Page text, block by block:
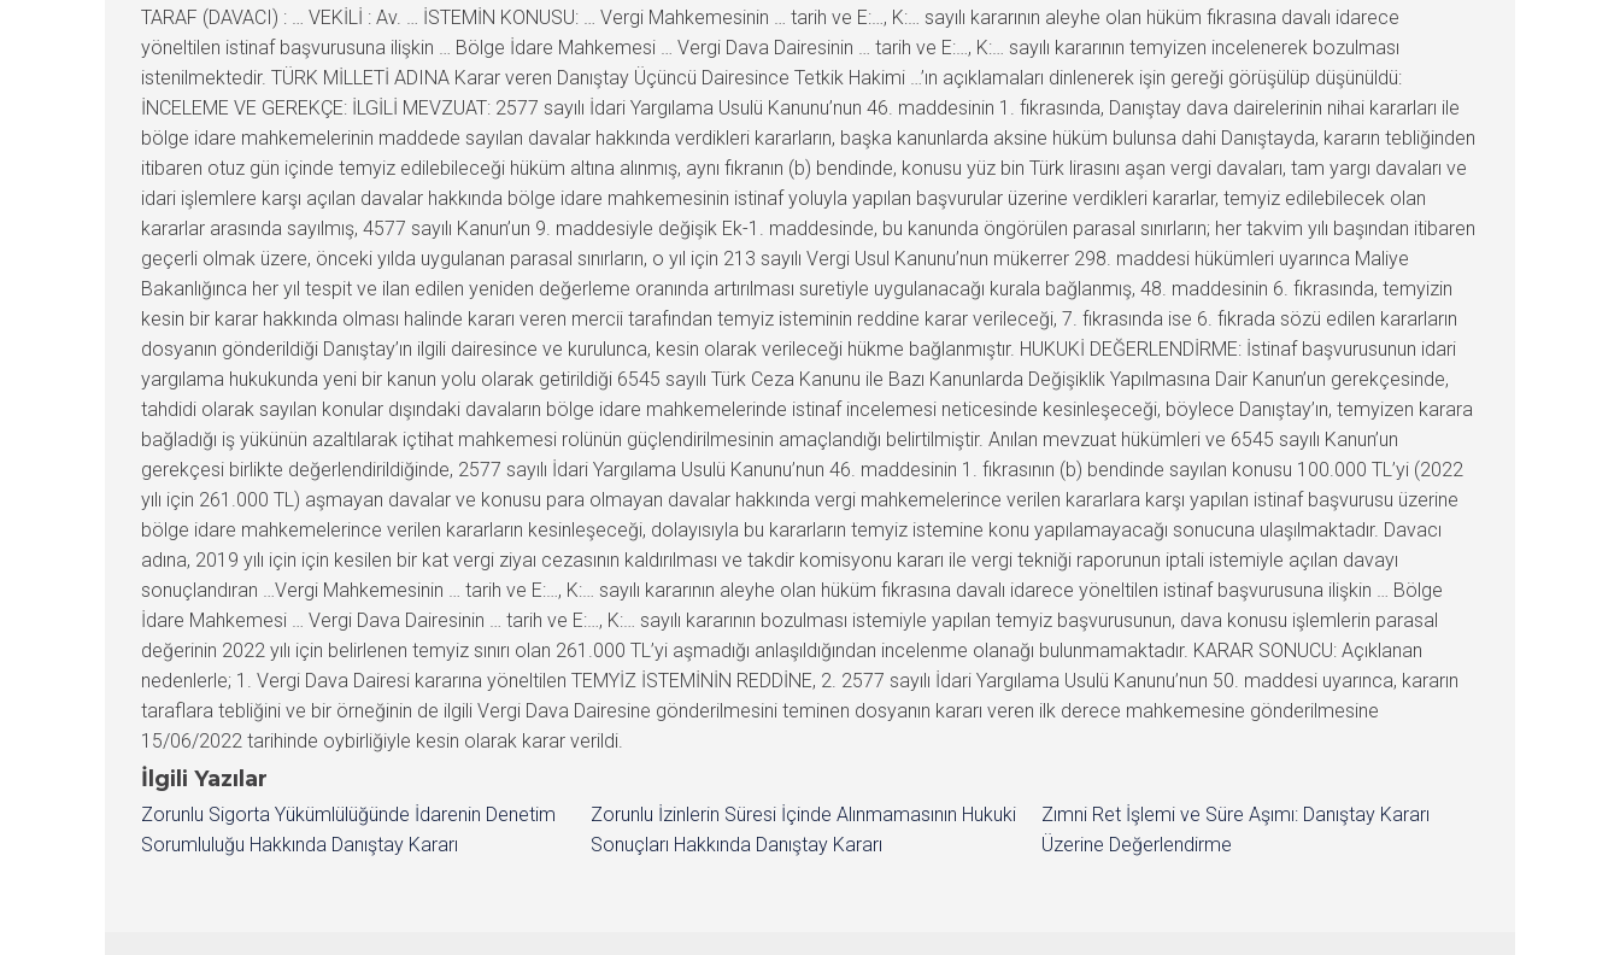
TARAF (DAVACI) : … VEKİLİ : Av. … İSTEMİN KONUSU: … Vergi Mahkemesinin … tarih ve E:…, K:… sayılı kararının aleyhe olan hüküm fıkrasına davalı idarece
yöneltilen istinaf başvurusuna ilişkin … Bölge İdare Mahkemesi … Vergi Dava Dairesinin … tarih ve E:…, K:… sayılı kararının temyizen incelenerek bozulması
istenilmektedir. TÜRK MİLLETİ ADINA Karar veren Danıştay Üçüncü Dairesince Tetkik Hakimi …’ın açıklamaları dinlenerek işin gereği görüşülüp düşünüldü:
İNCELEME VE GEREKÇE: İLGİLİ MEVZUAT: 2577 sayılı İdari Yargılama Usulü Kanunu’nun 46. maddesinin 1. fıkrasında, Danıştay dava dairelerinin nihai kararları ile
bölge idare mahkemelerinin maddede sayılan davalar hakkında verdikleri kararların, başka kanunlarda aksine hüküm bulunsa dahi Danıştayda, kararın tebliğinden
itibaren otuz gün içinde temyiz edilebileceği hüküm altına alınmış, aynı fıkranın (b) bendinde, konusu yüz bin Türk lirasını aşan vergi davaları, tam yargı davaları ve
idari işlemlere karşı açılan davalar hakkında bölge idare mahkemesinin istinaf yoluyla yapılan başvurular üzerine verdikleri kararlar, temyiz edilebilecek olan
kararlar arasında sayılmış, 4577 sayılı Kanun’un 9. maddesiyle değişik Ek-1. maddesinde, bu kanunda öngörülen parasal sınırların; her takvim yılı başından itibaren
geçerli olmak üzere, önceki yılda uygulanan parasal sınırların, o yıl için 213 sayılı Vergi Usul Kanunu’nun mükerrer 298. maddesi hükümleri uyarınca Maliye
Bakanlığınca her yıl tespit ve ilan edilen yeniden değerleme oranında artırılması suretiyle uygulanacağı kurala bağlanmış, 48. maddesinin 6. fıkrasında, temyizin
kesin bir karar hakkında olması halinde kararı veren mercii tarafından temyiz isteminin reddine karar verileceği, 7. fıkrasında ise 6. fıkrada sözü edilen kararların
dosyanın gönderildiği Danıştay’ın ilgili dairesince ve kurulunca, kesin olarak verileceği hükme bağlanmıştır. HUKUKİ DEĞERLENDİRME: İstinaf başvurusunun idari
yargılama hukukunda yeni bir kanun yolu olarak getirildiği 6545 sayılı Türk Ceza Kanunu ile Bazı Kanunlarda Değişiklik Yapılmasına Dair Kanun’un gerekçesinde,
tahdidi olarak sayılan konular dışındaki davaların bölge idare mahkemelerinde istinaf incelemesi neticesinde kesinleşeceği, böylece Danıştay’ın, temyizen karara
bağladığı iş yükünün azaltılarak içtihat mahkemesi rolünün güçlendirilmesinin amaçlandığı belirtilmiştir. Anılan mevzuat hükümleri ve 6545 sayılı Kanun’un
gerekçesi birlikte değerlendirildiğinde, 2577 sayılı İdari Yargılama Usulü Kanunu’nun 46. maddesinin 1. fıkrasının (b) bendinde sayılan konusu 100.000 TL’yi (2022
yılı için 261.000 TL) aşmayan davalar ve konusu para olmayan davalar hakkında vergi mahkemelerince verilen kararlara karşı yapılan istinaf başvurusu üzerine
bölge idare mahkemelerince verilen kararların kesinleşeceği, dolayısıyla bu kararların temyiz istemine konu yapılamayacağı sonucuna ulaşılmaktadır. Davacı
adına, 2019 yılı için için kesilen bir kat vergi ziyaı cezasının kaldırılması ve takdir komisyonu kararı ile vergi tekniği raporunun iptali istemiyle açılan davayı
sonuçlandıran …Vergi Mahkemesinin … tarih ve E:…, K:… sayılı kararının aleyhe olan hüküm fıkrasına davalı idarece yöneltilen istinaf başvurusuna ilişkin … Bölge
İdare Mahkemesi … Vergi Dava Dairesinin … tarih ve E:…, K:… sayılı kararının bozulması istemiyle yapılan temyiz başvurusunun, dava konusu işlemlerin parasal
değerinin 2022 yılı için belirlenen temyiz sınırı olan 261.000 TL’yi aşmadığı anlaşıldığından incelenme olanağı bulunmamaktadır. KARAR SONUCU: Açıklanan
nedenlerle; 1. Vergi Dava Dairesi kararına yöneltilen TEMYİZ İSTEMİNİN REDDİNE, 2. 2577 sayılı İdari Yargılama Usulü Kanunu’nun 50. maddesi uyarınca, kararın
taraflara tebliğini ve bir örneğinin de ilgili Vergi Dava Dairesine gönderilmesini teminen dosyanın kararı veren ilk derece mahkemesine gönderilmesine
15/06/2022 tarihinde oybirliğiyle kesin olarak karar verildi.
İlgili Yazılar
Zorunlu Sigorta Yükümlülüğünde İdarenin Denetim
Sorumluluğu Hakkında Danıştay Kararı
Zorunlu İzinlerin Süresi İçinde Alınmamasının Hukuki
Sonuçları Hakkında Danıştay Kararı
Zımni Ret İşlemi ve Süre Aşımı: Danıştay Kararı
Üzerine Değerlendirme